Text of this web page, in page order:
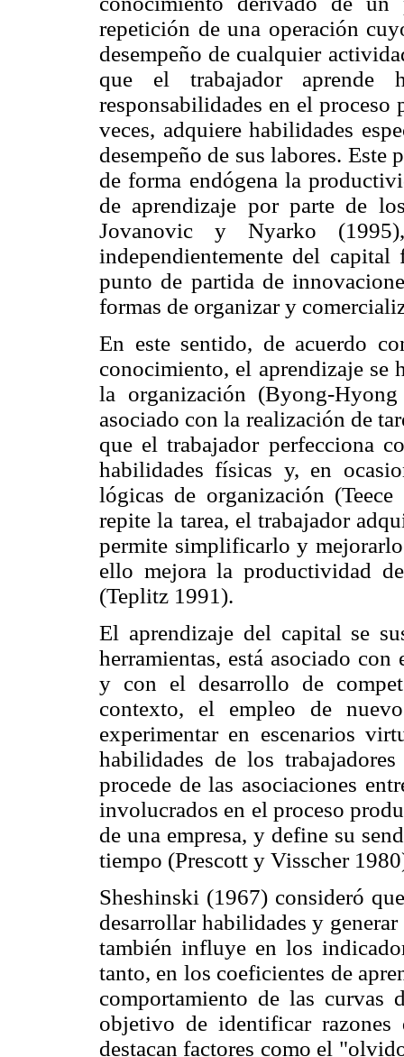
repetición de una operación
desempeño de cualquier
que el trabajador aprende
responsabilidades en el
veces, adquiere habilidades
desempeño de sus labores.
de forma endógena la
de aprendizaje por parte de
Jovanovic y Nyarko
independientemente del
punto de partida de
formas de organizar y
En este sentido, de acuerdo
conocimiento, el aprendizaje
la organización (Byong-
asociado con la realización de
que el trabajador perfecciona
habilidades físicas y, en
lógicas de organización
repite la tarea, el trabajador
permite simplificarlo y
ello mejora la productividad
(Teplitz 1991).
El aprendizaje del capital se
herramientas, está asociado
y con el desarrollo de
contexto, el empleo de
experimentar en escenarios
habilidades de los
procede de las asociaciones
involucrados en el proceso
de una empresa, y define su
tiempo (Prescott y Visscher
Sheshinski (1967) consideró
desarrollar habilidades y
también influye en los
tanto, en los coeficientes de
comportamiento de las curvas
objetivo de identificar razones
destacan factores como el